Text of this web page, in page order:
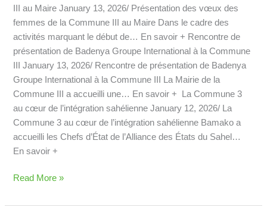
III au Maire January 13, 2026/ Présentation des vœux des
femmes de la Commune III au Maire Dans le cadre des
activités marquant le début de… En savoir + Rencontre de
présentation de Badenya Groupe International à la Commune
III January 13, 2026/ Rencontre de présentation de Badenya
Groupe International à la Commune III La Mairie de la
Commune III a accueilli une… En savoir + La Commune 3
au cœur de l’intégration sahélienne January 12, 2026/ La
Commune 3 au cœur de l’intégration sahélienne Bamako a
accueilli les Chefs d’État de l’Alliance des États du Sahel…
En savoir +
Read More »